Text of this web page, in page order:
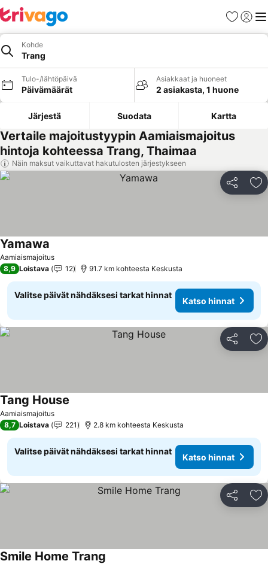
Suosikit
Kohde
Trang
Tulo-/lähtöpäivä
Päivämäärät
Asiakkaat ja huoneet
2 asiakasta, 1 huone
Järjestä Suodata Kartta
Vertaile majoitustyypin Aamiaismajoitus
hintoja kohteessa Trang, Thaimaa
Näin maksut vaikuttavat hakutulosten järjestykseen
Jaa
Aamiaismajoitus
Yamawa
8,9 Loistava 12 91.7 km kohteesta Keskusta
Valitse päivät nähdäksesi tarkat hinnat
Katso hinnat
Jaa
Aamiaismajoitus
Tang House
8,7 Loistava 221 2.8 km kohteesta Keskusta
Valitse päivät nähdäksesi tarkat hinnat
Katso hinnat
Jaa
Smile Home Trang